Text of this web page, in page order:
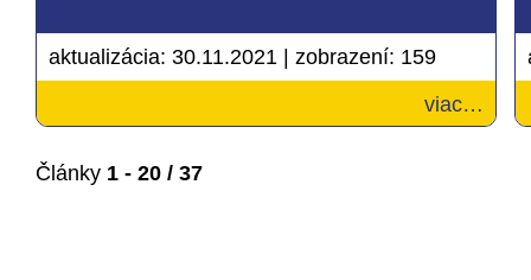
aktualizácia: 30.11.2021 zobrazení: 159
viac…
Články 1 - 20 / 37